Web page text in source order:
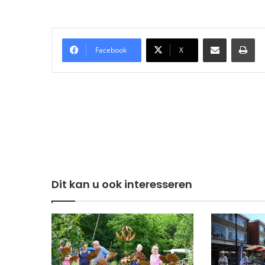
Facebook X
Delen via Email
Dit kan u ook interesseren